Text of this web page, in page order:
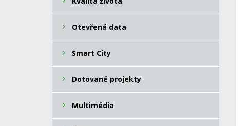
Otevřená data
Smart City
Dotované projekty
Multimédia